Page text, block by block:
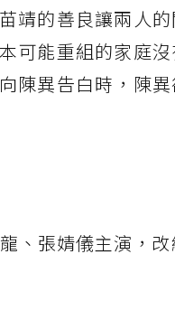
靖的善良讓兩人
可能重組的家庭
陳異告白時，陳
、張婧儀主演，